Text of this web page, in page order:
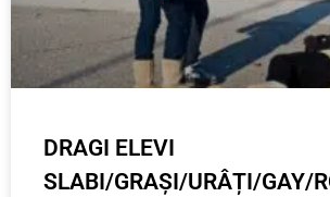
DRAGI ELEVI
SLABI/GRAȘI/URÂȚI/GAY/